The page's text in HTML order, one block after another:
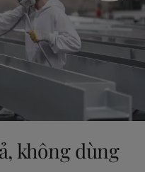
không dùng